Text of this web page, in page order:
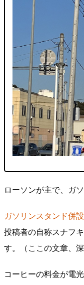
ローソンが主で、ガ
ガソリンスタンド併
投稿者の自称スナフ
す。（ここの文章、
コーヒーの料金が電